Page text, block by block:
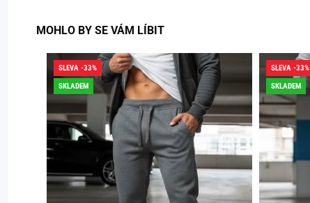
MOHLO BY SE VÁM LÍBIT
SLEVA -33%
SKLADEM
SLEVA -33%
SKLADEM